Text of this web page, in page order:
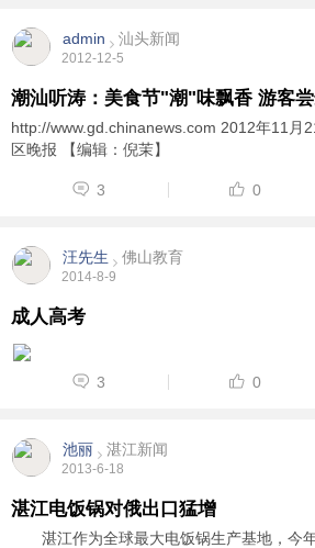
admin 汕头新闻
2012-12-5
潮汕听涛：美食节"潮"味飘香 游客
http://www.gd.chinanews.com 2012年11月21日 15:14 来源:汕头特
区晚报 【编辑：倪茉】
3 0
汪先生 佛山教育
2014-8-9
成人高考
3 0
池丽 湛江新闻
2013-6-18
湛江电饭锅对俄出口猛增
湛江作为全球最大电饭锅生产基地，今